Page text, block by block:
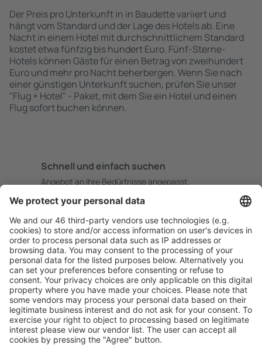
Der Preis pro Unterkunft in in Baudette variiert und
hängt vom Standard und der Lage des Hotels ab. Eine
Nacht in einem Hotel mit durchschnittlichem Standard
kostet etwa fünfzig bis hundert Euro. Fünf-Sterne-
Hotels können Gäste für einen Betrag von zweihundert
Euro und mehr pro Nacht beherbergen. Wenn Sie nach
einer günstigen Unterkunft suchen, prüfen Sie unser
"Flug + Hotel" - Paket, mit dem Sie ein Hotel und einen
Flug sofort buchen können.
Schnell und einfach suchen
Angebot an Ihre Bedürfnisse angepasst.
Sicher planen
Buchen ohne Sorgen mit einer kostenlosen
Stornierungsoption.
Mehr sparen
Attraktive Preise und Spezialangebote für eingeloggte
Benutzer.
Unterkünfte, die Sie mögen
Wählen Sie aus über 1,3 Millionen Unterkünften: Hotels,